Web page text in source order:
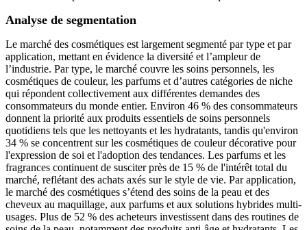
Analyse de segmentation
Le marché des cosmétiques est largement segmenté par type et par
application, mettant en évidence la diversité et l’ampleur de
l’industrie. Par type, le marché couvre les soins personnels, les
cosmétiques de couleur, les parfums et d’autres catégories de niche
qui répondent collectivement aux différentes demandes des
consommateurs du monde entier. Environ 46 % des consommateurs
donnent la priorité aux produits essentiels de soins personnels
quotidiens tels que les nettoyants et les hydratants, tandis qu'environ
34 % se concentrent sur les cosmétiques de couleur décorative pour
l'expression de soi et l'adoption des tendances. Les parfums et les
fragrances continuent de susciter près de 15 % de l'intérêt total du
marché, reflétant des achats axés sur le style de vie. Par application,
le marché des cosmétiques s’étend des soins de la peau et des
cheveux au maquillage, aux parfums et aux solutions hybrides multi-
usages. Plus de 52 % des acheteurs investissent dans des routines de